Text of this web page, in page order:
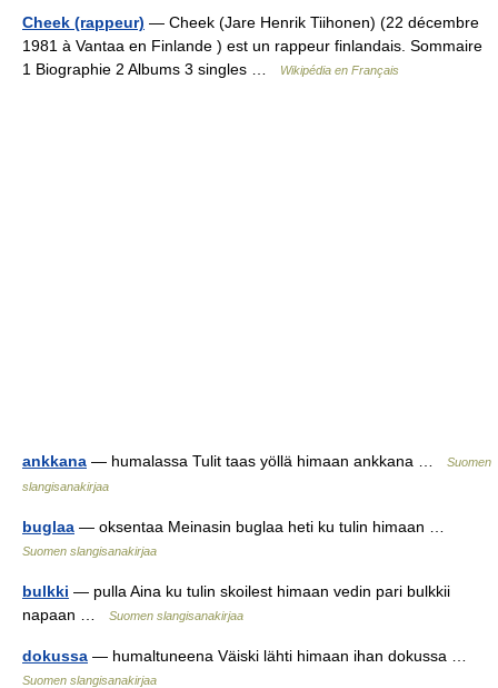
Cheek (rappeur) — Cheek (Jare Henrik Tiihonen) (22 décembre
1981 à Vantaa en Finlande ) est un rappeur finlandais. Sommaire
1 Biographie 2 Albums 3 singles …
Wikipédia en Français
ankkana — humalassa Tulit taas yöllä himaan ankkana …
Suomen
slangisanakirjaa
buglaa — oksentaa Meinasin buglaa heti ku tulin himaan …
Suomen slangisanakirjaa
bulkki — pulla Aina ku tulin skoilest himaan vedin pari bulkkii
napaan …
Suomen slangisanakirjaa
dokussa — humaltuneena Väiski lähti himaan ihan dokussa …
Suomen slangisanakirjaa